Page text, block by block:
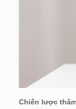
Chiến lược